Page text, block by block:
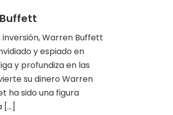
Warren Buffett
y espiado en
y profundiza en las
su dinero Warren
ha sido una figura